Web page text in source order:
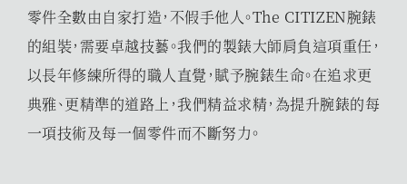
零件全數由自家打造，不假手他人。The CITIZEN腕錶
的組裝，需要卓越技藝。我們的製錶大師肩負這項重任，
以長年修練所得的職人直覺，賦予腕錶生命。在追求更
典雅、更精準的道路上，我們精益求精，為提升腕錶的每
一項技術及每一個零件而不斷努力。